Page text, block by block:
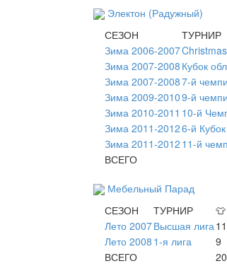
Электон (Радужный)
СЕЗОН
ТУРНИР
Зима 2006-2007
Зима 2007-2008 Кубок
Зима 2007-20087-й
Зима 2009-20109-й
Зима 2010-2011 10-й
Зима 2011-20126-й
Зима 2011-2012 11-й
ВСЕГО
Мебельный Парад
СЕЗОН
ТУРНИР 👕
Лето 2007Высшая лига11
Лето 2008 1-я лига 9
ВСЕГО
20